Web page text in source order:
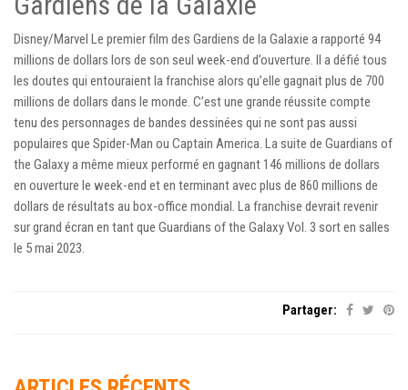
Disney/Marvel Le premier film des Gardiens de la Galaxie a rapporté 94
millions de dollars lors de son seul week-end d’ouverture. Il a défié tous
les doutes qui entouraient la franchise alors qu’elle gagnait plus de 700
millions de dollars dans le monde. C’est une grande réussite compte
tenu des personnages de bandes dessinées qui ne sont pas aussi
populaires que Spider-Man ou Captain America. La suite de Guardians of
the Galaxy a même mieux performé en gagnant 146 millions de dollars
en ouverture le week-end et en terminant avec plus de 860 millions de
dollars de résultats au box-office mondial. La franchise devrait revenir
sur grand écran en tant que Guardians of the Galaxy Vol. 3 sort en salles
le 5 mai 2023.
Partager: